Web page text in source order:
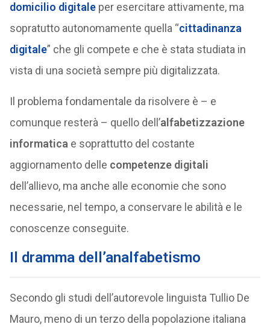
domicilio digitaleper esercitare attivamente, ma
sopratutto autonomamente quella “cittadinanza
digitale” che gli compete e che è stata studiata in
vista di una società sempre più digitalizzata.
Il problema fondamentale da risolvere è – e
comunque resterà – quello dell’alfabetizzazione
informatica e soprattutto del costante
aggiornamento delle competenze digitali
dell’allievo, ma anche alle economie che sono
necessarie, nel tempo, a conservare le abilità e le
conoscenze conseguite.
Il dramma dell’analfabetismo
Secondo gli studi dell’autorevole linguista Tullio De
Mauro, meno di un terzo della popolazione italiana